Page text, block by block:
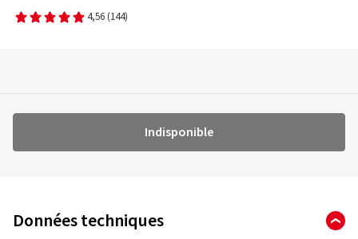
4,56 (144)
Indisponible
Données techniques